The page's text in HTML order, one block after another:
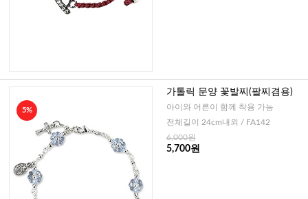
5%
가톨릭 문양 꽃발찌(팔찌겸용)
아이와 어른이 함께 착용 가능
전체길이 24cm내외 / FA142
6,000원
5,700원